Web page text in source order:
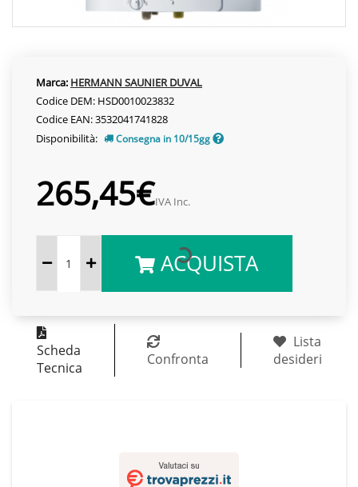
Marca: HERMANN SAUNIER DUVAL
Codice DEM: HSD0010023832
Codice EAN: 3532041741828
Disponibilità:
Consegna in 10/15gg
265,45€IVA Inc.
ACQUISTA
Scheda
Tecnica
Confronta
Lista
desideri